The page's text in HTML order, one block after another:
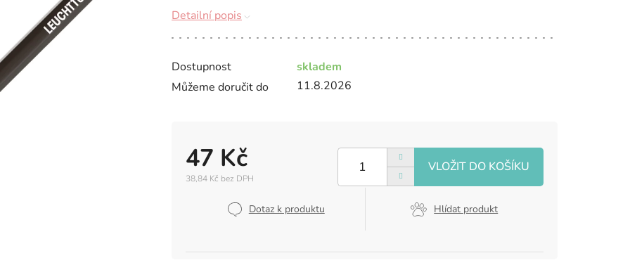
Dostupnost
skladem
Můžeme doručit do
11.8.2026
47 Kč
38,84 Kč bez DPH
Dotaz k produktu Hlídat produkt
Detailní popis